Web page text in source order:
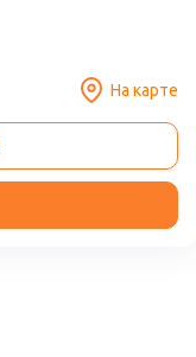
На карте